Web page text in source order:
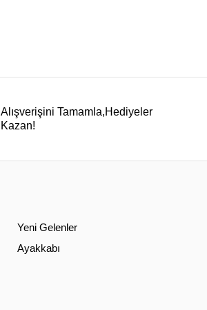
Alışverişini Tamamla,Hediyeler
Kazan!
Yeni Gelenler
Ayakkabı